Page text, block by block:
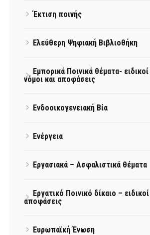
Έκτιση ποινής
Ελεύθερη Ψηφιακή Βιβλιοθήκη
Εμπορικά Ποινικά θέματα- ειδικοί
νόμοι και αποφάσεις
Ενδοοικογενειακή Βία
Ενέργεια
Εργασιακά – Ασφαλιστικά θέματα
Εργατικό Ποινικό δίκαιο –
αποφάσεις
Ευρωπαϊκή Ένωση